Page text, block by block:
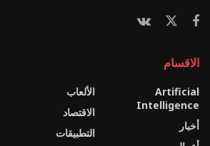
الاقسام
Artificial
Intelligence
أخبار
الألعاب
الاقتصاد
التطبيقات